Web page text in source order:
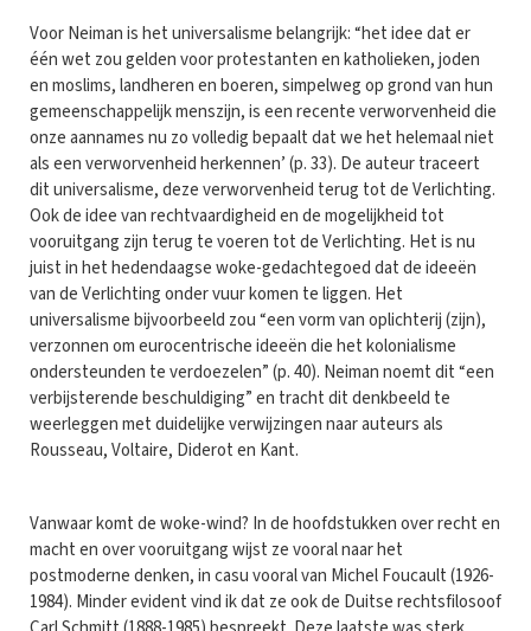
Voor Neiman is het universalisme belangrijk: “het idee dat er
één wet zou gelden voor protestanten en katholieken, joden
en moslims, landheren en boeren, simpelweg op grond van hun
gemeenschappelijk menszijn, is een recente verworvenheid die
onze aannames nu zo volledig bepaalt dat we het helemaal niet
als een verworvenheid herkennen’ (p. 33). De auteur traceert
dit universalisme, deze verworvenheid terug tot de Verlichting.
Ook de idee van rechtvaardigheid en de mogelijkheid tot
vooruitgang zijn terug te voeren tot de Verlichting. Het is nu
juist in het hedendaagse woke-gedachtegoed dat de ideeën
van de Verlichting onder vuur komen te liggen. Het
universalisme bijvoorbeeld zou “een vorm van oplichterij (zijn),
verzonnen om eurocentrische ideeën die het kolonialisme
ondersteunden te verdoezelen” (p. 40). Neiman noemt dit “een
verbijsterende beschuldiging” en tracht dit denkbeeld te
weerleggen met duidelijke verwijzingen naar auteurs als
Rousseau, Voltaire, Diderot en Kant.
Vanwaar komt de woke-wind? In de hoofdstukken over recht en
macht en over vooruitgang wijst ze vooral naar het
postmoderne denken, in casu vooral van Michel Foucault (1926-
1984). Minder evident vind ik dat ze ook de Duitse rechtsfilosoof